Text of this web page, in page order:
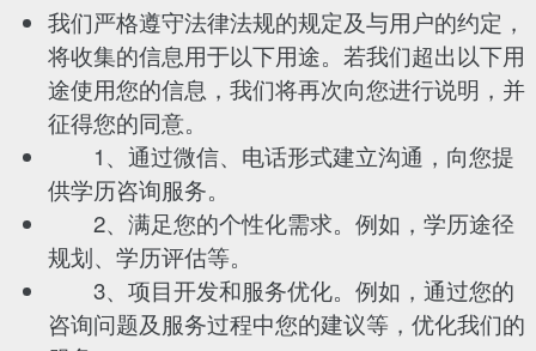
我们严格遵守法律法规的规定及与用户的约定，
将收集的信息用于以下用途。若我们超出以下用
途使用您的信息，我们将再次向您进行说明，并
征得您的同意。
1、通过微信、电话形式建立沟通，向您提
供学历咨询服务。
2、满足您的个性化需求。例如，学历途径
规划、学历评估等。
3、项目开发和服务优化。例如，通过您的
咨询问题及服务过程中您的建议等，优化我们的